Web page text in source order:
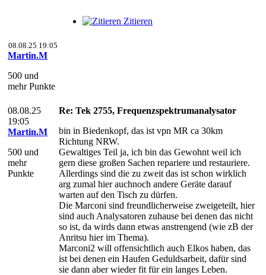
Zitieren
08.08.25 19:05
Martin.M
500 und
mehr Punkte
08.08.25
19:05
Martin.M
500 und
mehr
Punkte
Re: Tek 2755, Frequenzspektrumanalysator
bin in Biedenkopf, das ist vpn MR ca 30km
Richtung NRW.
Gewaltiges Teil ja, ich bin das Gewohnt weil ich
gern diese großen Sachen repariere und restauriere.
Allerdings sind die zu zweit das ist schon wirklich
arg zumal hier auchnoch andere Geräte darauf
warten auf den Tisch zu dürfen.
Die Marconi sind freundlicherweise zweigeteilt, hier
sind auch Analysatoren zuhause bei denen das nicht
so ist, da wirds dann etwas anstrengend (wie zB der
Anritsu hier im Thema).
Marconi2 will offensichtlich auch Elkos haben, das
ist bei denen ein Haufen Geduldsarbeit, dafür sind
sie dann aber wieder fit für ein langes Leben.